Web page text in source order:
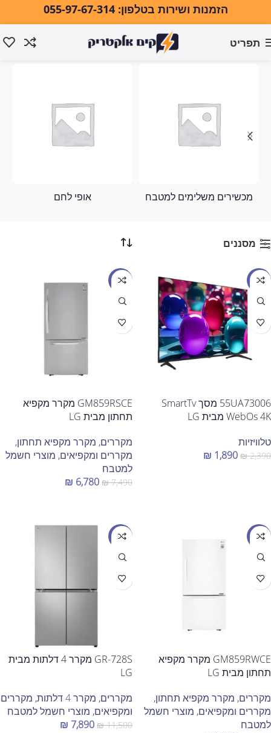
הזמנות ושירות בטלפון: 055-97-67-314
תפריט
מכשירים משלימים למטבח אופי לחם
מסננים
מבצע
55UA73006 מסך SmartTv
WebOs 4K מבית LG
טלוויזיות
₪2,390
₪ 1,890
מבצע
GM859RSCE מקרר מקפיא
תחתון מבית LG
מקררים, מקרר מקפיא תחתון,
מקררים ומקפיאים, מוצרי חשמל
למטבח
₪7,490
₪ 6,780
מבצע
GM859RWCE מקרר מקפיא
תחתון מבית LG
מקררים, מקרר מקפיא תחתון,
מקררים ומקפיאים, מוצרי חשמל
למטבח
מבצע
GR-728S‏ מקרר 4 דלתות מבית
LG
מקררים, מקרר 4 דלתות , מקררים
ומקפיאים, מוצרי חשמל למטבח
₪11,500
₪ 7,890